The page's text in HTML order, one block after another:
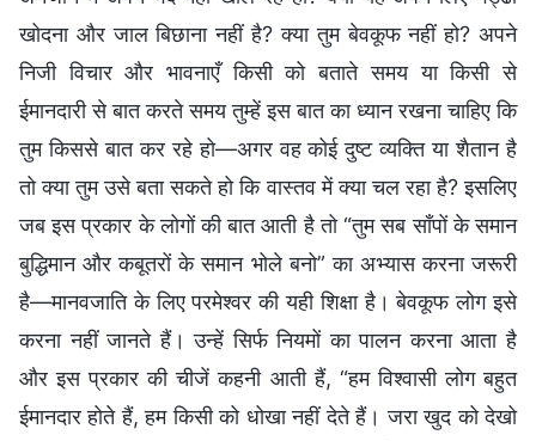
खोदना और जाल बिछाना नहीं है? क्या तुम बेवकूफ नहीं हो? अपने
निजी विचार और भावनाएँ किसी को बताते समय या किसी से
ईमानदारी से बात करते समय तुम्हें इस बात का ध्यान रखना चाहिए कि
तुम किससे बात कर रहे हो—अगर वह कोई दुष्ट व्यक्ति या शैतान है
तो क्या तुम उसे बता सकते हो कि वास्तव में क्या चल रहा है? इसलिए
जब इस प्रकार के लोगों की बात आती है तो “तुम सब साँपों के समान
बुद्धिमान और कबूतरों के समान भोले बनो” का अभ्यास करना जरूरी
है—मानवजाति के लिए परमेश्वर की यही शिक्षा है। बेवकूफ लोग इसे
करना नहीं जानते हैं। उन्हें सिर्फ नियमों का पालन करना आता है
और इस प्रकार की चीजें कहनी आती हैं, “हम विश्वासी लोग बहुत
ईमानदार होते हैं, हम किसी को धोखा नहीं देते हैं। जरा खुद को देखो